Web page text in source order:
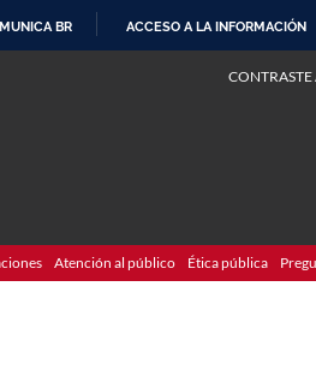
BR ACCESO A LA INFORMACIÓN
CONTRASTE
Atención al público Ética pública